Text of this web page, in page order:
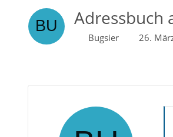
Adressbuch
Bugsier 26.